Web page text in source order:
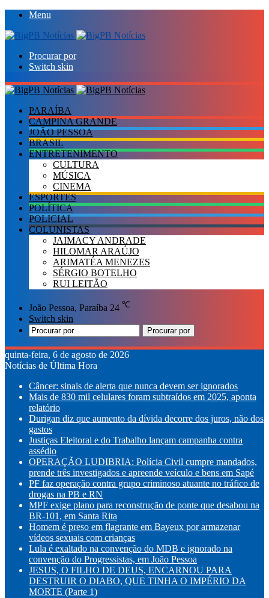
Menu
Procurar por
Switch skin
PARAÍBA
CAMPINA GRANDE
JOÃO PESSOA
BRASIL
ENTRETENIMENTO
CULTURA
MÚSICA
CINEMA
ESPORTES
POLÍTICA
POLICIAL
COLUNISTAS
JAIMACY ANDRADE
HILOMAR ARAÚJO
ARIMATÉA MENEZES
SÉRGIO BOTELHO
RUI LEITÃO
João Pessoa, Paraíba 24 ℃
Switch skin
Procurar por
quinta-feira, 6 de agosto de 2026
Notícias de Última Hora
Câncer: sinais de alerta que nunca devem ser ignorados
Mais de 830 mil celulares foram subtraídos em 2025, aponta
relatório
Durigan diz que aumento da dívida decorre dos juros, não dos
gastos
Justiças Eleitoral e do Trabalho lançam campanha contra
assédio
OPERAÇÃO LUDIBRIA: Polícia Civil cumpre mandados,
prende três investigados e apreende veículo e bens em Sapé
PF faz operação contra grupo criminoso atuante no tráfico de
drogas na PB e RN
MPF exige plano para reconstrução de ponte que desabou na
BR-101, em Santa Rita
Homem é preso em flagrante em Bayeux por armazenar
vídeos sexuais com crianças
Lula é exaltado na convenção do MDB e ignorado na
convenção do Progressistas, em João Pessoa
JESUS, O FILHO DE DEUS, ENCARNOU PARA
DESTRUIR O DIABO, QUE TINHA O IMPÉRIO DA
MORTE (Parte 1)